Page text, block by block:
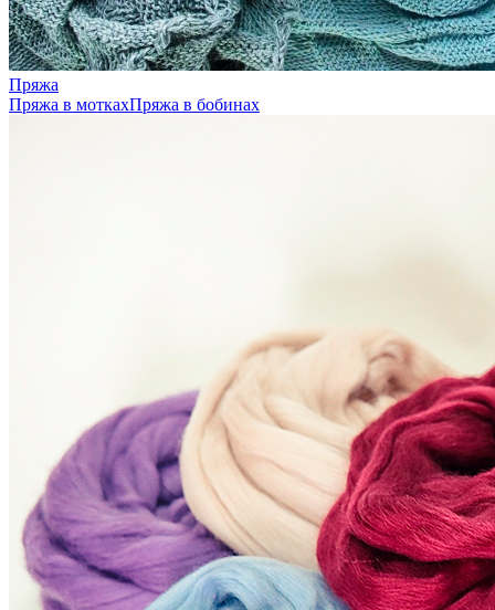
Пряжа
Пряжа в моткахПряжа в бобинах